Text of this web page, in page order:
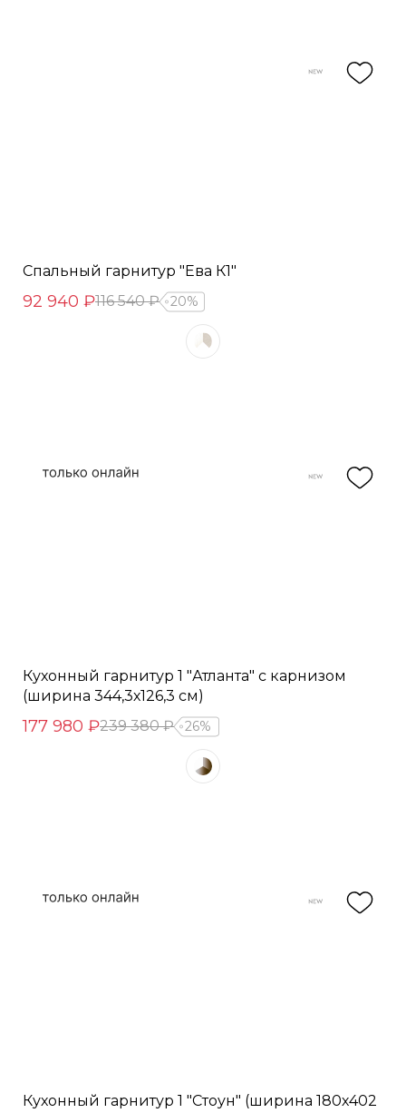
Спальный гарнитур "Ева К1"
92 940 ₽116 540 ₽ 20%
Кухонный гарнитур 1 "Атланта" с карнизом
(ширина 344,3х126,3 см)
177 980 ₽239 380 ₽ 26%
Кухонный гарнитур 1 "Стоун" (ширина 180х402